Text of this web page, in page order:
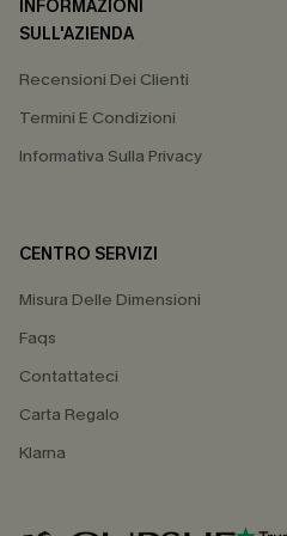
INFORMAZIONI
SULL'AZIENDA
Recensioni Dei Clienti
Termini E Condizioni
Informativa Sulla Privacy
CENTRO SERVIZI
Misura Delle Dimensioni
Faqs
Contattateci
Carta Regalo
Klarna